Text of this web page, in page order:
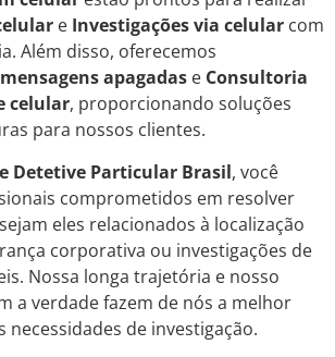
e Investigações via celular com
Além disso, oferecemos
apagadas e Consultoria
celular, proporcionando soluções
para nossos clientes.
Detetive Particular Brasil, você
comprometidos em resolver
eles relacionados à localização
corporativa ou investigações de
Nossa longa trajetória e nosso
a verdade fazem de nós a melhor
necessidades de investigação.